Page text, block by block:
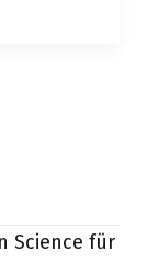
Science für